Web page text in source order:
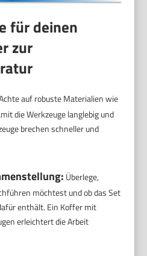
für deinen
zur
auf robuste Materialien wie
die Werkzeuge langlebig und
brechen schneller und
Überlege,
möchtest und ob das Set
enthält. Ein Koffer mit
erleichtert die Arbeit